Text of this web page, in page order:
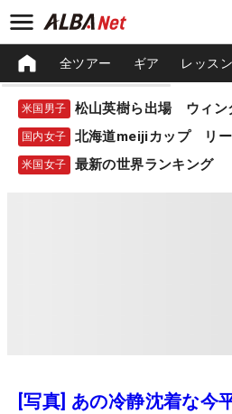
全ツアー ギア レッスン
米国男子
国内女子 北海道meijiカップ リー
米国女子 最新の世界ランキング
[写真] あの冷静沈着な